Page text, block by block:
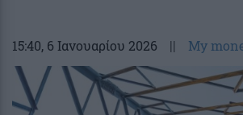
15:40, 6 Ιανουαρίου 2026 || My